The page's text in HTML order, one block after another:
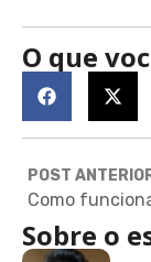
O que
POST
Sobre o